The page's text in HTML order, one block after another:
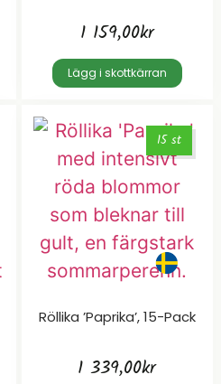
1 159,00kr
Lägg i skottkärran
15 st
Röllika ’Paprika’, 15-Pack
1 339,00kr